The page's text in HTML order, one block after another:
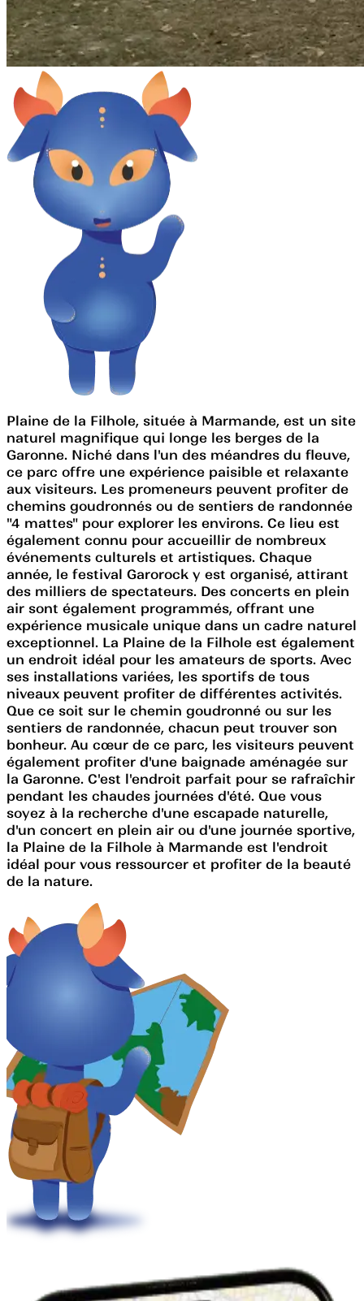
Plaine de la Filhole, située à Marmande, est un site
naturel magnifique qui longe les berges de la
Garonne. Niché dans l'un des méandres du fleuve,
ce parc offre une expérience paisible et relaxante
aux visiteurs. Les promeneurs peuvent profiter de
chemins goudronnés ou de sentiers de randonnée
"4 mattes" pour explorer les environs. Ce lieu est
également connu pour accueillir de nombreux
événements culturels et artistiques. Chaque
année, le festival Garorock y est organisé, attirant
des milliers de spectateurs. Des concerts en plein
air sont également programmés, offrant une
expérience musicale unique dans un cadre naturel
exceptionnel. La Plaine de la Filhole est également
un endroit idéal pour les amateurs de sports. Avec
ses installations variées, les sportifs de tous
niveaux peuvent profiter de différentes activités.
Que ce soit sur le chemin goudronné ou sur les
sentiers de randonnée, chacun peut trouver son
bonheur. Au cœur de ce parc, les visiteurs peuvent
également profiter d'une baignade aménagée sur
la Garonne. C'est l'endroit parfait pour se rafraîchir
pendant les chaudes journées d'été. Que vous
soyez à la recherche d'une escapade naturelle,
d'un concert en plein air ou d'une journée sportive,
la Plaine de la Filhole à Marmande est l'endroit
idéal pour vous ressourcer et profiter de la beauté
de la nature.